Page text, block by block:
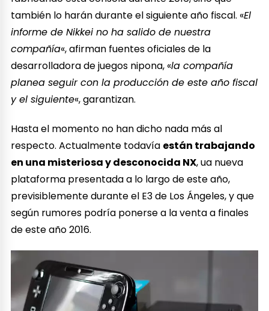
también lo harán durante el siguiente año fiscal. «El
informe de Nikkei no ha salido de nuestra
compañía«, afirman fuentes oficiales de la
desarrolladora de juegos nipona, «la compañía
planea seguir con la producción de este año fiscal
y el siguiente«, garantizan.
Hasta el momento no han dicho nada más al
respecto. Actualmente todavía están trabajando
en una misteriosa y desconocida NX, ua nueva
plataforma presentada a lo largo de este año,
previsiblemente durante el E3 de Los Ángeles, y que
según rumores podría ponerse a la venta a finales
de este año 2016.